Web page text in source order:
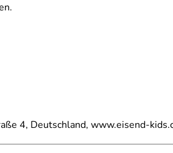
4, Deutschland, www.eisend-